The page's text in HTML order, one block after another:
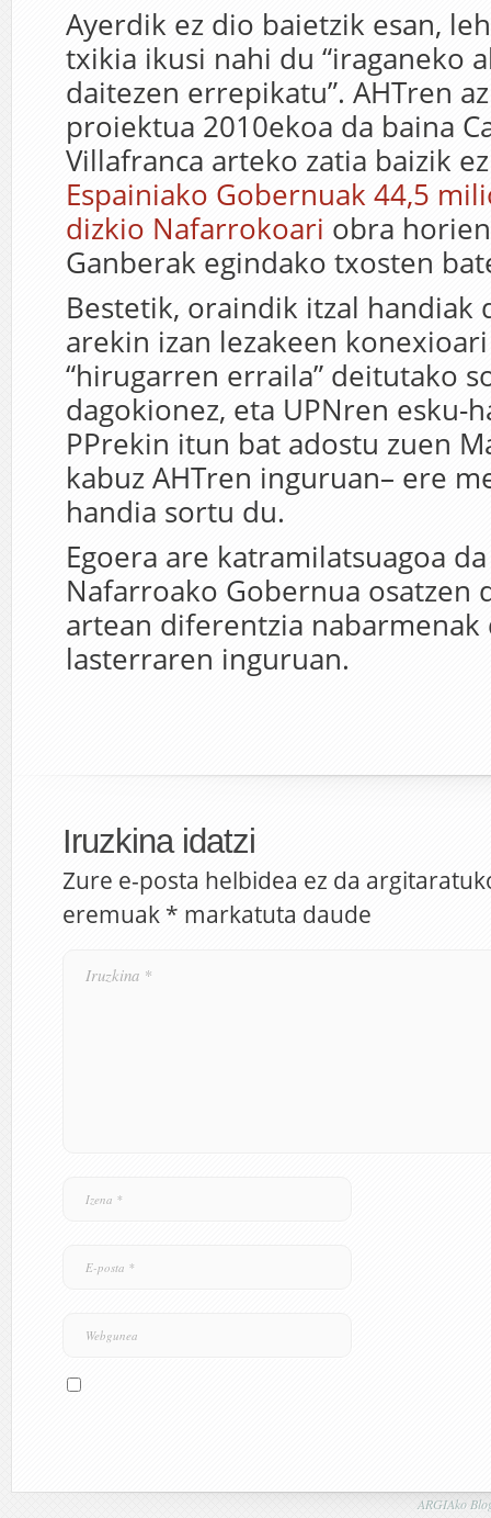
Ayerdik ez dio baietzik esan,
txikia ikusi nahi du “iraganeko
daitezen errepikatu”. AHTren
proiektua 2010ekoa da baina
Villafranca arteko zatia baizik
Espainiako Gobernuak 44,5
dizkio Nafarrokoari obra
Ganberak egindako txosten
Bestetik, oraindik itzal handiak
arekin izan lezakeen
“hirugarren erraila” deitutako
dagokionez, eta UPNren esku-
PPrekin itun bat adostu zuen
kabuz AHTren inguruan– ere
handia sortu du.
Egoera are katramilatsuagoa
Nafarroako Gobernua osatzen
artean diferentzia
lasterraren inguruan.
Iruzkina idatzi
Zure e-posta helbidea ez da
eremuak * markatuta daude
ARGIAko